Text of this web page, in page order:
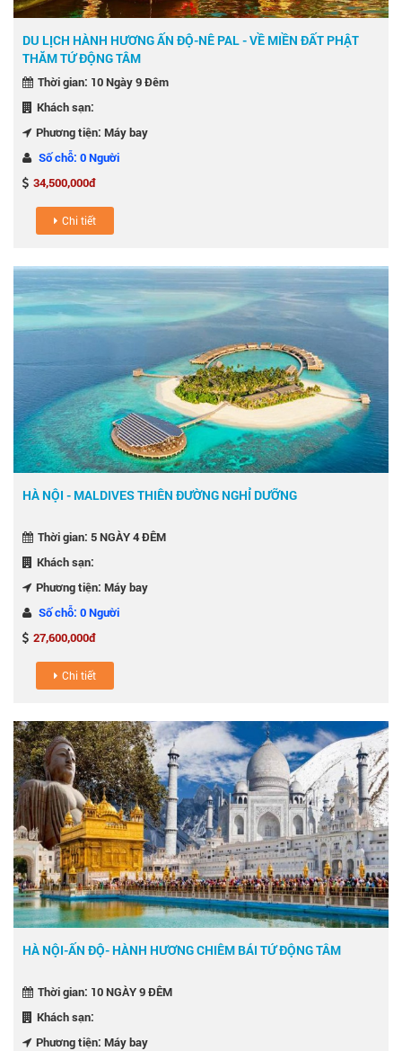
DU LỊCH HÀNH HƯƠNG ẤN ĐỘ-NÊ PAL - VỀ MIỀN ĐẤT PHẬT
THĂM TỨ ĐỘNG TÂM
Thời gian: 10 Ngày 9 Đêm
Khách sạn:
Phương tiện: Máy bay
Số chỗ: 0 Người
34,500,000đ
Chi tiết
HÀ NỘI - MALDIVES THIÊN ĐƯỜNG NGHỈ DƯỠNG
Thời gian: 5 NGÀY 4 ĐÊM
Khách sạn:
Phương tiện: Máy bay
Số chỗ: 0 Người
27,600,000đ
Chi tiết
HÀ NỘI-ẤN ĐỘ- HÀNH HƯƠNG CHIÊM BÁI TỨ ĐỘNG TÂM
Thời gian: 10 NGÀY 9 ĐÊM
Khách sạn:
Phương tiện: Máy bay